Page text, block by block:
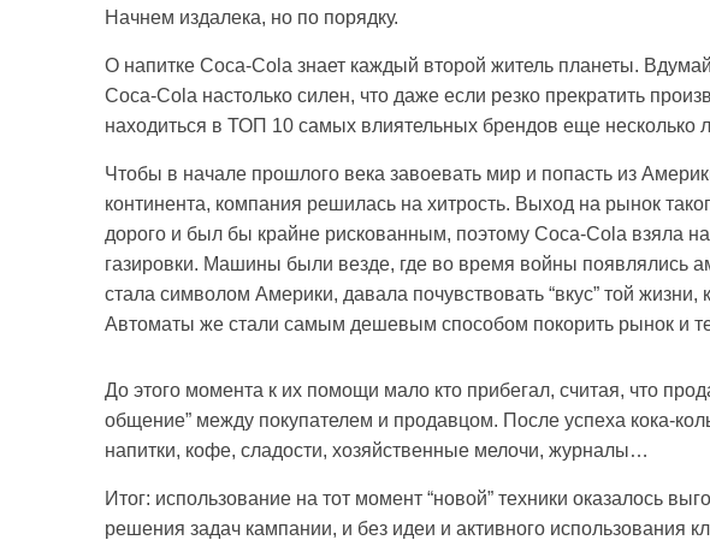
Начнем издалека, но по порядку.
О напитке Coca-Cola знает каждый второй житель планеты.
Coca-Cola настолько силен, что даже если резко прекратить
находиться в ТОП 10 самых влиятельных брендов еще несколько
Чтобы в начале прошлого века завоевать мир и попасть из
континента, компания решилась на хитрость. Выход на рынок
дорого и был бы крайне рискованным, поэтому Coca-Cola взяла
газировки. Машины были везде, где во время войны появлялись
стала символом Америки, давала почувствовать “вкус” той
Автоматы же стали самым дешевым способом покорить рынок и
До этого момента к их помощи мало кто прибегал, считая, что
общение” между покупателем и продавцом. После успеха кока-
напитки, кофе, сладости, хозяйственные мелочи, журналы…
Итог: использование на тот момент “новой” техники оказалось
решения задач кампании, и без идеи и активного использования